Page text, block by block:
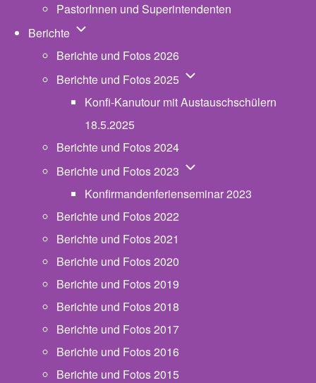
PastorInnen und Superintendenten
Berichte Unternavigation von Berichte
Berichte und Fotos 2026
Berichte und Fotos 2025 Unternavigation von
Konfi-Kanutour mit Austauschschülern
18.5.2025
Berichte und Fotos 2024
Berichte und Fotos 2023 Unternavigation von
Konfirmandenferienseminar 2023
Berichte und Fotos 2022
Berichte und Fotos 2021
Berichte und Fotos 2020
Berichte und Fotos 2019
Berichte und Fotos 2018
Berichte und Fotos 2017
Berichte und Fotos 2016
Berichte und Fotos 2015